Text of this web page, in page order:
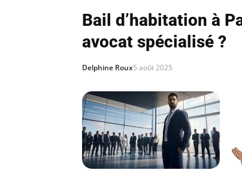
Bail d’habitation à
avocat spécialisé ?
Delphine Roux5 août 2025